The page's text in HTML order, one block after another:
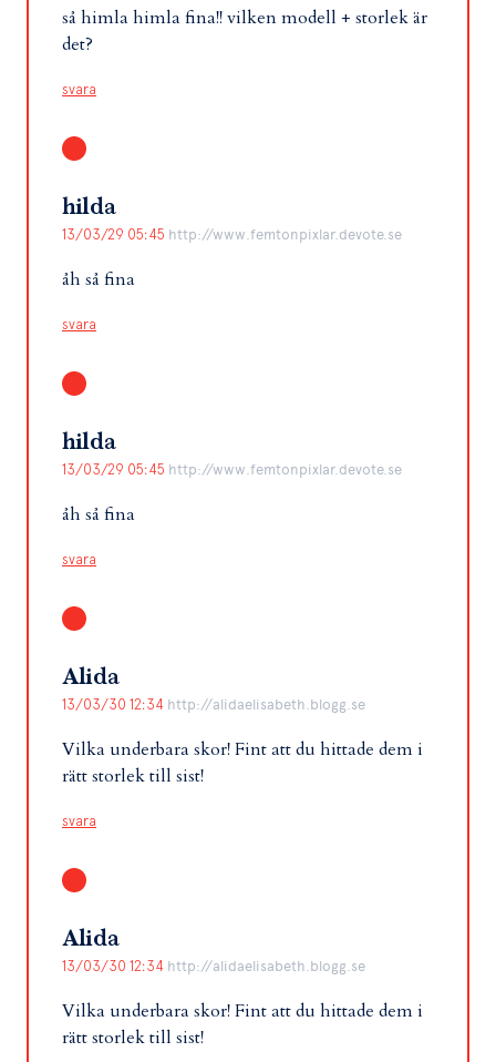
så himla himla fina!! vilken modell + storlek är
det?
svara
hilda
13/03/29 05:45 http://www.femtonpixlar.devote.se
åh så fina
svara
hilda
13/03/29 05:45 http://www.femtonpixlar.devote.se
åh så fina
svara
Alida
13/03/30 12:34 http://alidaelisabeth.blogg.se
Vilka underbara skor! Fint att du hittade dem i
rätt storlek till sist!
svara
Alida
13/03/30 12:34 http://alidaelisabeth.blogg.se
Vilka underbara skor! Fint att du hittade dem i
rätt storlek till sist!